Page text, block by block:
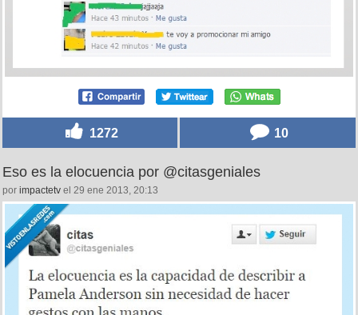
1272 10
Eso es la elocuencia por @citasgeniales
por impactetv el 29 ene 2013, 20:13